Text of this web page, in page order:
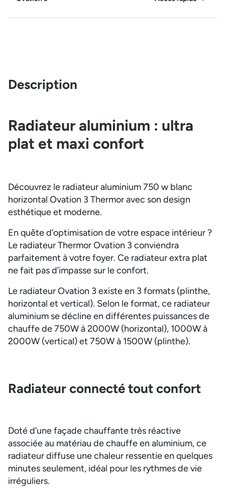
Description
Radiateur aluminium : ultra
plat et maxi confort
Découvrez le radiateur aluminium 750 w blanc
horizontal Ovation 3 Thermor avec son design
esthétique et moderne.
En quête d’optimisation de votre espace intérieur ?
Le radiateur Thermor Ovation 3 conviendra
parfaitement à votre foyer. Ce radiateur extra plat
ne fait pas d’impasse sur le confort.
Le radiateur Ovation 3 existe en 3 formats (plinthe,
horizontal et vertical). Selon le format, ce radiateur
aluminium se décline en différentes puissances de
chauffe de 750W à 2000W (horizontal), 1000W à
2000W (vertical) et 750W à 1500W (plinthe).
Radiateur connecté tout confort
Doté d’une façade chauffante très réactive
associée au matériau de chauffe en aluminium, ce
radiateur diffuse une chaleur ressentie en quelques
minutes seulement, idéal pour les rythmes de vie
irréguliers.